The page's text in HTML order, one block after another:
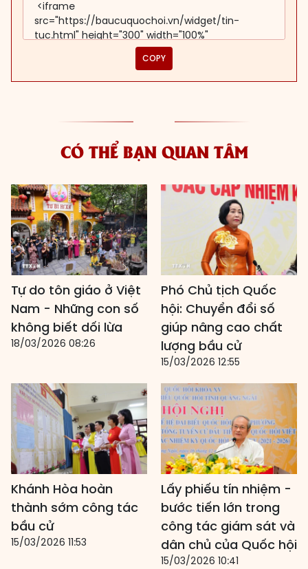
COPY
CÓ THỂ BẠN QUAN TÂM
Tự do tôn giáo ở Việt
Nam - Những con số
không biết dối lừa
18/03/2026 08:26
Phó Chủ tịch Quốc
hội: Chuyển đổi số
giúp nâng cao chất
lượng bầu cử
15/03/2026 12:55
Khánh Hòa hoàn
thành sớm công tác
bầu cử
15/03/2026 11:53
Lấy phiếu tín nhiệm -
bước tiến lớn trong
công tác giám sát và
dân chủ của Quốc hội
15/03/2026 10:41